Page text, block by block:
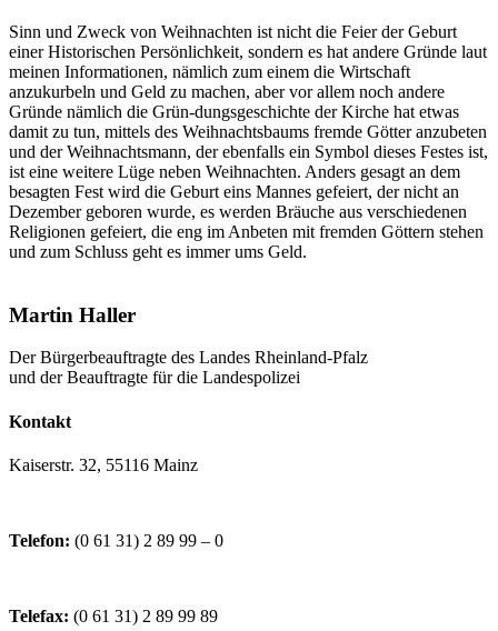
Sinn und Zweck von Weihnachten ist nicht die Feier der Geburt
einer Historischen Persönlichkeit, sondern es hat andere Gründe laut
meinen Informationen, nämlich zum einem die Wirtschaft
anzukurbeln und Geld zu machen, aber vor allem noch andere
Gründe nämlich die Grün-dungsgeschichte der Kirche hat etwas
damit zu tun, mittels des Weihnachtsbaums fremde Götter anzubeten
und der Weihnachtsmann, der ebenfalls ein Symbol dieses Festes ist,
ist eine weitere Lüge neben Weihnachten. Anders gesagt an dem
besagten Fest wird die Geburt eins Mannes gefeiert, der nicht an
Dezember geboren wurde, es werden Bräuche aus verschiedenen
Religionen gefeiert, die eng im Anbeten mit fremden Göttern stehen
und zum Schluss geht es immer ums Geld.
Martin Haller
Der Bürgerbeauftragte des Landes Rheinland-Pfalz
und der Beauftragte für die Landespolizei
Kontakt
Kaiserstr. 32, 55116 Mainz
Telefon: (0 61 31) 2 89 99 – 0
Telefax: (0 61 31) 2 89 99 89